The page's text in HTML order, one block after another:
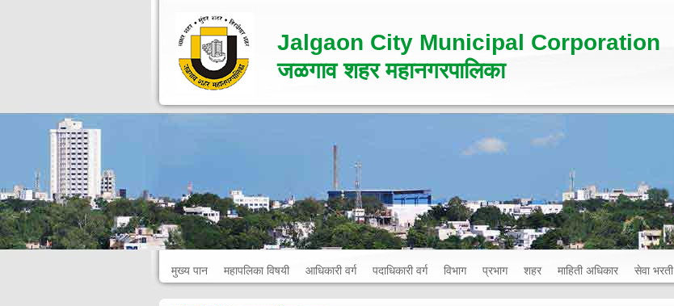
Jalgaon City Municipal Corporation
जळगाव शहर महानगरपालिका
मुख्य पान महापलिका विषयी आधिकारी वर्ग पदाधिकारी वर्ग विभाग प्रभाग शहर माहिती अधिकार सेवा भरती